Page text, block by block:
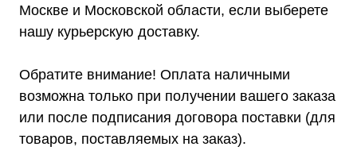
Москве и Московской области, если выберете
нашу курьерскую доставку.
Обратите внимание! Оплата наличными
возможна только при получении вашего заказа
или после подписания договора поставки (для
товаров, поставляемых на заказ).